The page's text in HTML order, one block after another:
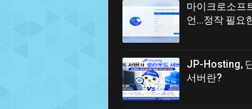
마이크로소프
언…정작 필요
JP-Hosting,
서버란?